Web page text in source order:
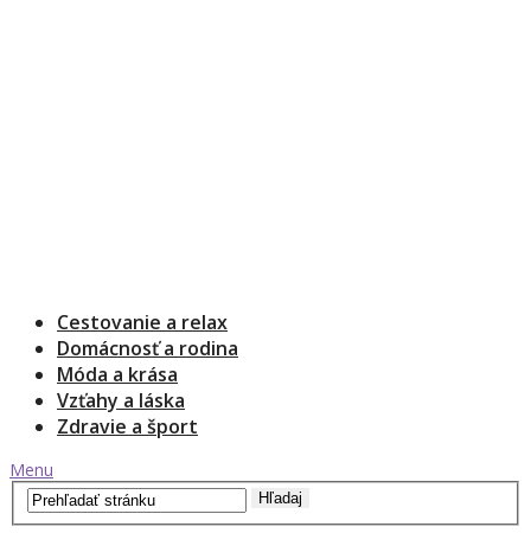
Cestovanie a relax
Domácnosť a rodina
Móda a krása
Vzťahy a láska
Zdravie a šport
Menu